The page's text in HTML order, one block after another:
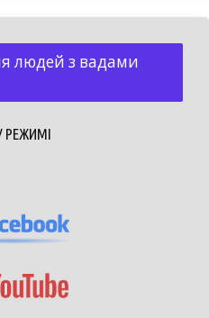
людей з вадами
РЕЖИМІ